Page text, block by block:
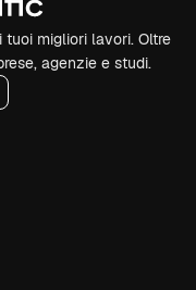
migliori lavori. Oltre
agenzie e studi.